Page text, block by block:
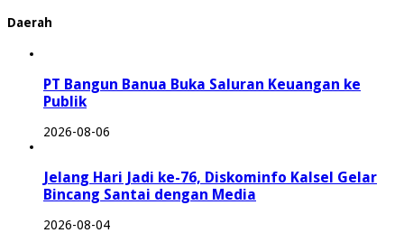
Daerah
PT Bangun Banua Buka Saluran Keuangan ke
Publik
2026-08-06
Jelang Hari Jadi ke-76, Diskominfo Kalsel Gelar
Bincang Santai dengan Media
2026-08-04